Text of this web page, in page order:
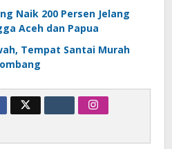
Naik 200 Persen Jelang
Aceh dan Papua
Tempat Santai Murah